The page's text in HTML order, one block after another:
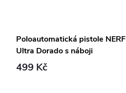
Poloautomatická pistole NERF
Ultra Dorado s náboji
499 Kč